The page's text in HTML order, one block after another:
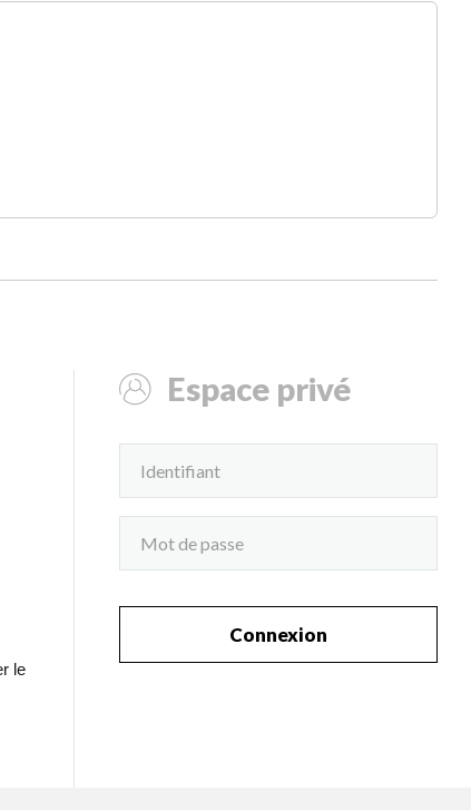
le
Espace privé
Connexion